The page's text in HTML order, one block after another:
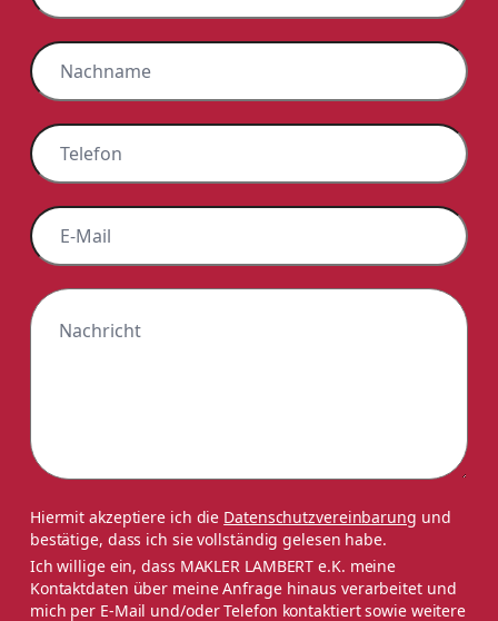
Hiermit akzeptiere ich die Datenschutzvereinbarung und
bestätige, dass ich sie vollständig gelesen habe.
Ich willige ein, dass MAKLER LAMBERT e.K. meine
Kontaktdaten über meine Anfrage hinaus verarbeitet und
mich per E-Mail und/oder Telefon kontaktiert sowie weitere